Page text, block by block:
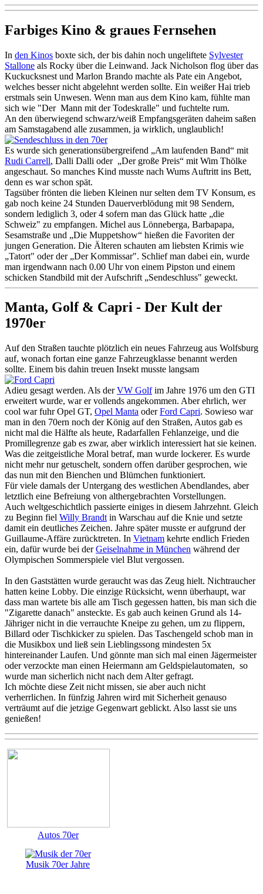
Farbiges Kino & graues Fernsehen
In den Kinos boxte sich, der bis dahin noch ungeliftete Sylvester
Stallone als Rocky über die Leinwand. Jack Nicholson flog über das
Kuckucksnest und Marlon Brando machte als Pate ein Angebot,
welches besser nicht abgelehnt werden sollte. Ein weißer Hai trieb
erstmals sein Unwesen. Wenn man aus dem Kino kam, fühlte man
sich wie "Der Mann mit der Todeskralle" und fuchtelte rum.
An den überwiegend schwarz/weiß Empfangsgeräten daheim saßen
am Samstagabend alle zusammen, ja wirklich, unglaublich!
Es wurde sich generationsübergreifend „Am laufenden Band“ mit
Rudi Carrell, Dalli Dalli oder „Der große Preis“ mit Wim Thölke
angeschaut. So manches Kind musste nach Wums Auftritt ins Bett,
denn es war schon spät.
Tagsüber frönten die lieben Kleinen nur selten dem TV Konsum, es
gab noch keine 24 Stunden Dauerverblödung mit 98 Sendern,
sondern lediglich 3, oder 4 sofern man das Glück hatte „die
Schweiz" zu empfangen. Michel aus Lönneberga, Barbapapa,
Sesamstraße und „Die Muppetshow“ hießen die Favoriten der
jungen Generation. Die Älteren schauten am liebsten Krimis wie
„Tatort" oder der „Der Kommissar". Schlief man dabei ein, wurde
man irgendwann nach 0.00 Uhr von einem Pipston und einem
schicken Standbild mit der Aufschrift „Sendeschluss" geweckt.
Manta, Golf & Capri - Der Kult der
1970er
Auf den Straßen tauchte plötzlich ein neues Fahrzeug aus Wolfsburg
auf, wonach fortan eine ganze Fahrzeugklasse benannt werden
sollte. Einem bis dahin treuen Insekt musste langsam
Adieu gesagt werden. Als derVW Golfim Jahre 1976 um den GTI
erweitert wurde, war er vollends angekommen. Aber ehrlich, wer
cool war fuhr Opel GT, Opel Manta oderFord Capri. Sowieso war
man in den 70ern noch der König auf den Straßen, Autos gab es
nicht mal die Hälfte als heute, Radarfallen Fehlanzeige, und die
Promillegrenze gab es zwar, aber wirklich interessiert hat sie keinen.
Was die zeitgeistliche Moral betraf, man wurde lockerer. Es wurde
nicht mehr nur getuschelt, sondern offen darüber gesprochen, wie
das nun mit den Bienchen und Blümchen funktioniert.
Für viele damals der Untergang des westlichen Abendlandes, aber
letztlich eine Befreiung von althergebrachten Vorstellungen.
Auch weltgeschichtlich passierte einiges in diesem Jahrzehnt. Gleich
zu Beginn fiel Willy Brandt in Warschau auf die Knie und setzte
damit ein deutliches Zeichen. Jahre später musste er aufgrund der
Guillaume-Affäre zurücktreten. In Vietnam kehrte endlich Frieden
ein, dafür wurde bei derGeiselnahme in München während der
Olympischen Sommerspiele viel Blut vergossen.
In den Gaststätten wurde geraucht was das Zeug hielt. Nichtraucher
hatten keine Lobby. Die einzige Rücksicht, wenn überhaupt, war
dass man wartete bis alle am Tisch gegessen hatten, bis man sich die
"Zigarette danach" ansteckte. Es gab auch keinen Grund als 14-
Jähriger nicht in die verrauchte Kneipe zu gehen, um zu flippern,
Billard oder Tischkicker zu spielen. Das Taschengeld schob man in
die Musikbox und ließ sein Lieblingssong mindesten 5x
hintereinander Laufen. Und gönnte man sich mal einen Jägermeister
oder verzockte man einen Heiermann am Geldspielautomaten, so
wurde man sicherlich nicht nach dem Alter gefragt.
Ich möchte diese Zeit nicht missen, sie aber auch nicht
verherrlichen. In fünfzig Jahren wird mit Sicherheit genauso
verträumt auf die jetzige Gegenwart geblickt. Also lasst sie uns
genießen!
Autos 70er
Musik 70er Jahre